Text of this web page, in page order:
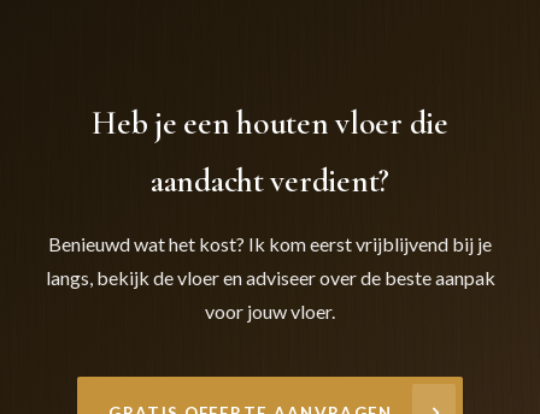
Heb je een houten vloer die
aandacht verdient?
Benieuwd wat het kost? Ik kom eerst vrijblijvend bij je
langs, bekijk de vloer en adviseer over de beste aanpak
voor jouw vloer.